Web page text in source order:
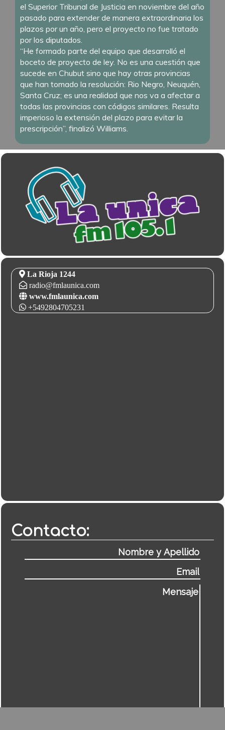
el Superior Tribunal de Justicia en noviembre del año
pasado para extender de manera extraordinaria los
plazos por un año, pero el proyecto no fue tratado
por los diputados.
“He formado parte del equipo que desarrolló el
boceto de proyecto de ley. No es una cuestión que
sucede en Chubut sino que hay otras provincias
que han tomado la resolución: Rio Negro, Neuquén,
Santa Cruz; es una realidad que nos va a afectar a
todas las provincias con códigos similares. Resulta
imperioso la extensión del plazo para evitar la
prescripción”, finalizó Williams.
La Rioja 1244
radio@fmlaunica.com
www.fmlaunica.com
+5492804705231
Contacto: